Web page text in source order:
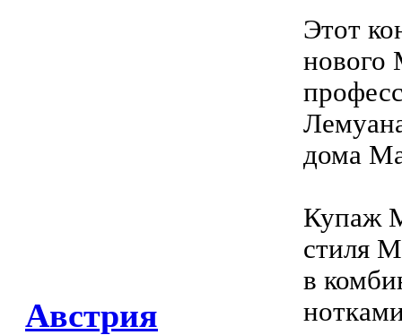
Австрия
Этот
нового
дома
Купаж
стиля
в